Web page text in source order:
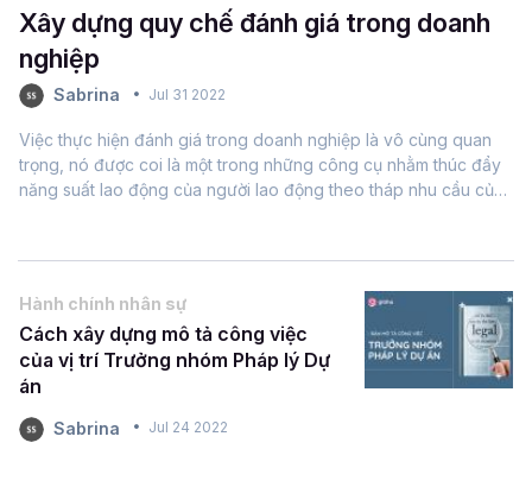
Xây dựng quy chế đánh giá trong doanh
nghiệp
Sabrina Jul 31 2022
Việc thực hiện đánh giá trong doanh nghiệp là vô cùng quan
trọng, nó được coi là một trong những công cụ nhằm thúc đẩy
năng suất lao động của người lao động theo tháp nhu cầu của
Hành chính nhân sự
Cách xây dựng mô tả công việc
của vị trí Trưởng nhóm Pháp lý Dự
án
Sabrina Jul 24 2022